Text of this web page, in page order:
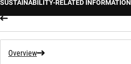
SUSTAINABILITY-RELATED INFORMATION
Overview